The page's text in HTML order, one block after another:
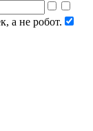
а не робот.